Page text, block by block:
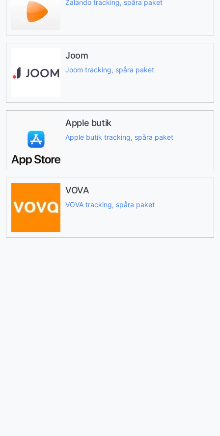
Zalando tracking, spåra paket
Joom
Joom tracking, spåra paket
Apple butik
Apple butik tracking, spåra paket
VOVA
VOVA tracking, spåra paket